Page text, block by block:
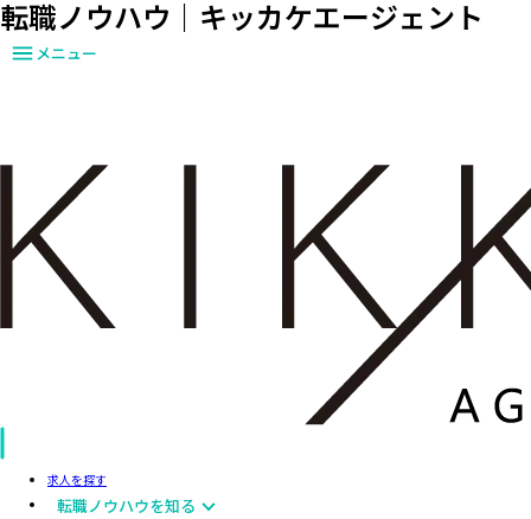
転職ノウハウ｜キッカケエージェント
メニュー
求人を探す
転職ノウハウを知る